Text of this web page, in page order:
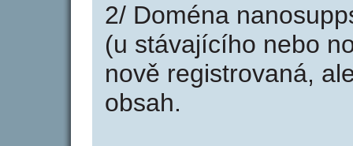
2/ Doména
(u stávajícího nebo
nově registrovaná,
obsah.